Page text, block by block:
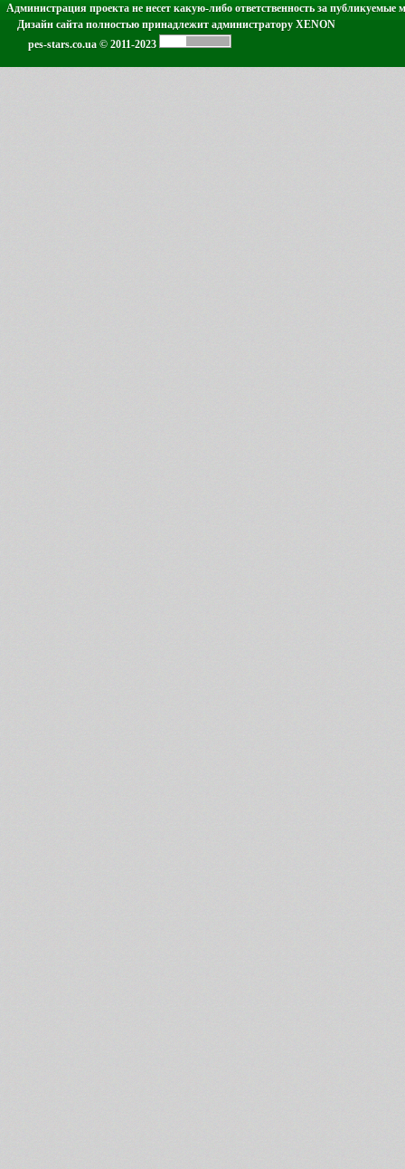
Администрация проекта не несет какую-либо ответственность за публикуемые
Дизайн сайта полностью принадлежит администратору XENON
pes-stars.co.ua © 2011-2023